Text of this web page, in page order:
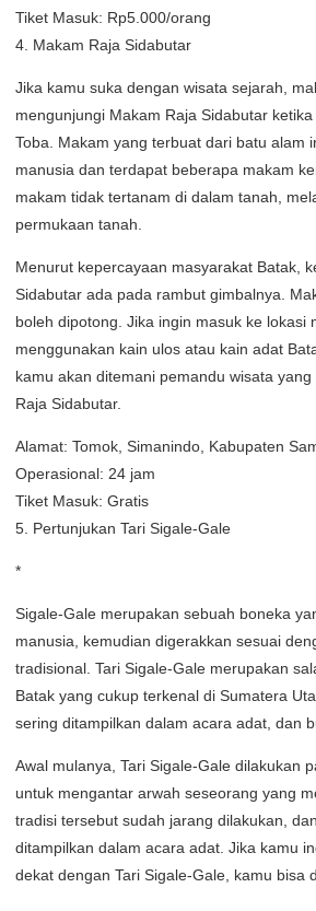
Tiket Masuk: Rp5.000/orang
4. Makam Raja Sidabutar
Jika kamu suka dengan wisata sejarah,
mengunjungi Makam Raja Sidabutar
Toba. Makam yang terbuat dari batu alam
manusia dan terdapat beberapa makam
makam tidak tertanam di dalam tanah,
permukaan tanah.
Menurut kepercayaan masyarakat Batak,
Sidabutar ada pada rambut gimbalnya.
boleh dipotong. Jika ingin masuk ke lokasi
menggunakan kain ulos atau kain adat
kamu akan ditemani pemandu wisata
Raja Sidabutar.
Alamat: Tomok, Simanindo, Kabupaten
Operasional: 24 jam
Tiket Masuk: Gratis
5. Pertunjukan Tari Sigale-Gale
*
Sigale-Gale merupakan sebuah boneka
manusia, kemudian digerakkan sesuai
tradisional. Tari Sigale-Gale merupakan
Batak yang cukup terkenal di Sumatera
sering ditampilkan dalam acara adat, dan
Awal mulanya, Tari Sigale-Gale dilakukan
untuk mengantar arwah seseorang yang
tradisi tersebut sudah jarang dilakukan,
ditampilkan dalam acara adat. Jika kamu
dekat dengan Tari Sigale-Gale, kamu bisa